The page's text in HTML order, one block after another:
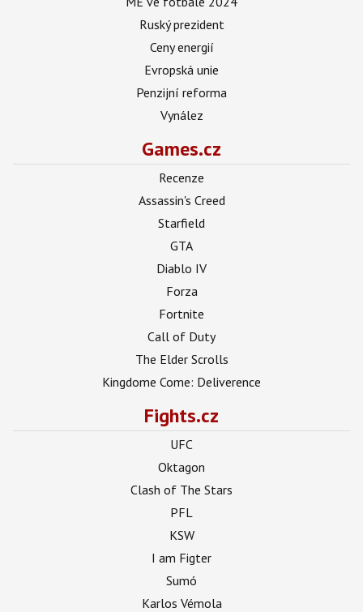
Ruský prezident
Ceny energií
Evropská unie
Penzijní reforma
Vynález
Games.cz
Recenze
Assassin's Creed
Starfield
GTA
Diablo IV
Forza
Fortnite
Call of Duty
The Elder Scrolls
Kingdome Come: Deliverence
Fights.cz
UFC
Oktagon
Clash of The Stars
PFL
KSW
I am Figter
Sumó
Karlos Vémola